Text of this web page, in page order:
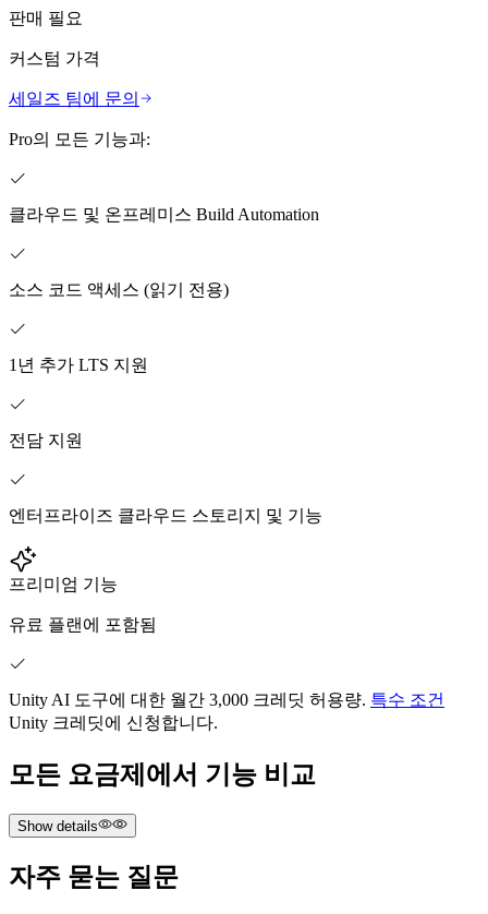
판매 필요
커스텀 가격
세일즈 팀에 문의
Pro의 모든 기능과:
클라우드 및 온프레미스 Build Automation
소스 코드 액세스 (읽기 전용)
1년 추가 LTS 지원
전담 지원
엔터프라이즈 클라우드 스토리지 및 기능
프리미엄 기능
유료 플랜에 포함됨
Unity AI 도구에 대한 월간 3,000 크레딧 허용량. 특수 조건
Unity 크레딧에 신청합니다.
모든 요금제에서 기능 비교
Show details
자주 묻는 질문